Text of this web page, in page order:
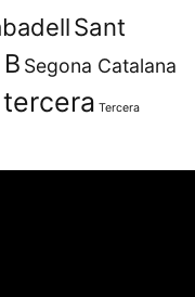
Sant
Segona Catalana
tercera Tercera